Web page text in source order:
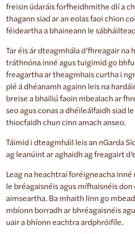
freisin údaráis forfheidhmithe dlí a
thagann siad ar an eolas faoi chion
féideartha a bhaineann le
Tar éis ár dteagmhála d’fhreagair na
tráthnóna inné agus tuigimid go
freagartha ar theagmhais curtha i
plé á dhéanamh againn leis na
breise a bhailiú faoin mbealach ar
seo agus conas a dhéileálfaidh siad
thiocfaidh chun cinn amach anseo.
Táimid i dteagmháil leis an nGarda
ag leanúint ar aghaidh ag freagairt
Leag na heachtraí foréigneacha inné
le bréagaisnéis agus mífhaisnéis
aimseartha. Ba mhaith linn go
mbíonn borradh ar bhréagaisnéis
uair a bhíonn eachtra ardphróifíle.